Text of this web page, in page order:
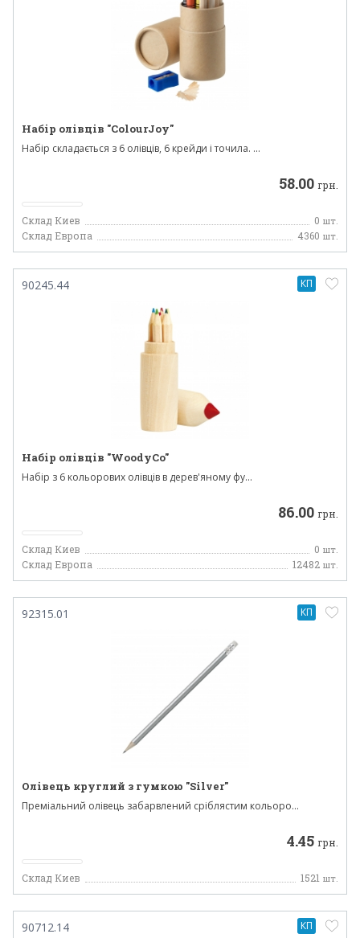
Набір олівців "ColourJoy"
Набір складається з 6 олівців, 6 крейди і точила. ...
58.00 грн.
Склад Киев 0 шт.
Склад Европа 4360 шт.
90245.44
Набір олівців "WoodyCo"
Набір з 6 кольорових олівців в дерев'яному фу...
86.00 грн.
Склад Киев 0 шт.
Склад Европа 12482 шт.
КП
92315.01
Олівець круглий з гумкою "Silver"
Преміальний олівець забарвлений сріблястим кольоро...
4.45 грн.
Склад Киев 1521 шт.
КП
90712.14 КП